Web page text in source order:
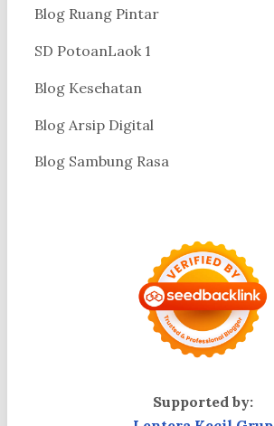
Blog Ruang Pintar
SD PotoanLaok 1
Blog Kesehatan
Blog Arsip Digital
Blog Sambung Rasa
Supported by: